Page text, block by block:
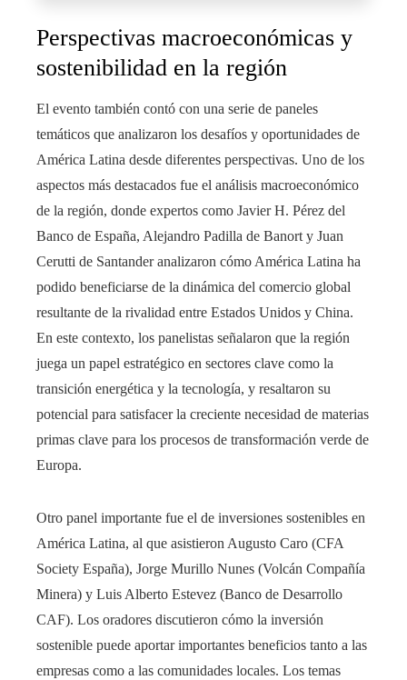
Perspectivas macroeconómicas y
sostenibilidad en la región
El evento también contó con una serie de paneles
temáticos que analizaron los desafíos y oportunidades de
América Latina desde diferentes perspectivas. Uno de los
aspectos más destacados fue el análisis macroeconómico
de la región, donde expertos como Javier H. Pérez del
Banco de España, Alejandro Padilla de Banort y Juan
Cerutti de Santander analizaron cómo América Latina ha
podido beneficiarse de la dinámica del comercio global
resultante de la rivalidad entre Estados Unidos y China.
En este contexto, los panelistas señalaron que la región
juega un papel estratégico en sectores clave como la
transición energética y la tecnología, y resaltaron su
potencial para satisfacer la creciente necesidad de materias
primas clave para los procesos de transformación verde de
Europa.
Otro panel importante fue el de inversiones sostenibles en
América Latina, al que asistieron Augusto Caro (CFA
Society España), Jorge Murillo Nunes (Volcán Compañía
Minera) y Luis Alberto Estevez (Banco de Desarrollo
CAF). Los oradores discutieron cómo la inversión
sostenible puede aportar importantes beneficios tanto a las
empresas como a las comunidades locales. Los temas